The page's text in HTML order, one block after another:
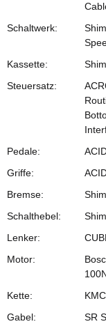
Schaltwerk:
Kassette:
Steuersatz:
Pedale:
Griffe:
Bremse:
Schalthebel:
Lenker:
Motor:
Kette:
Gabel:
SR